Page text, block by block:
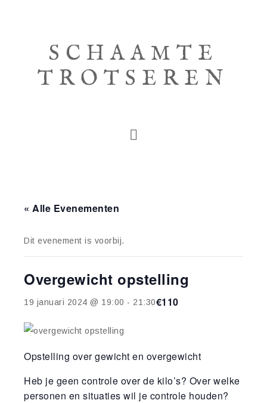
SCHAAMTE
TROTSEREN
« Alle Evenementen
Dit evenement is voorbij.
Overgewicht opstelling
19 januari 2024 @ 19:00 - 21:30€110
Opstelling over gewicht en overgewicht
Heb je geen controle over de kilo’s? Over welke
personen en situaties wil je controle houden?